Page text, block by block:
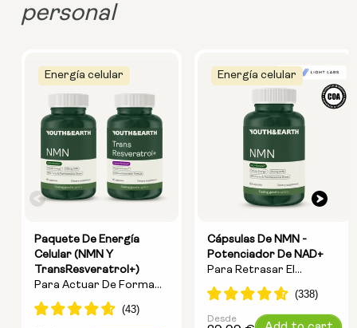
personal
Energía celular
Paquete De Energía
Celular (NMN Y
TransResveratrol+)
Para Actuar De Forma
Específica Sobre La
Energía, La Reparación
Energía celular
Cápsulas De NMN -
Potenciador De NAD+
Para Retrasar El
Envejecimiento Y
Aumentar La Energía
Precio
Desde